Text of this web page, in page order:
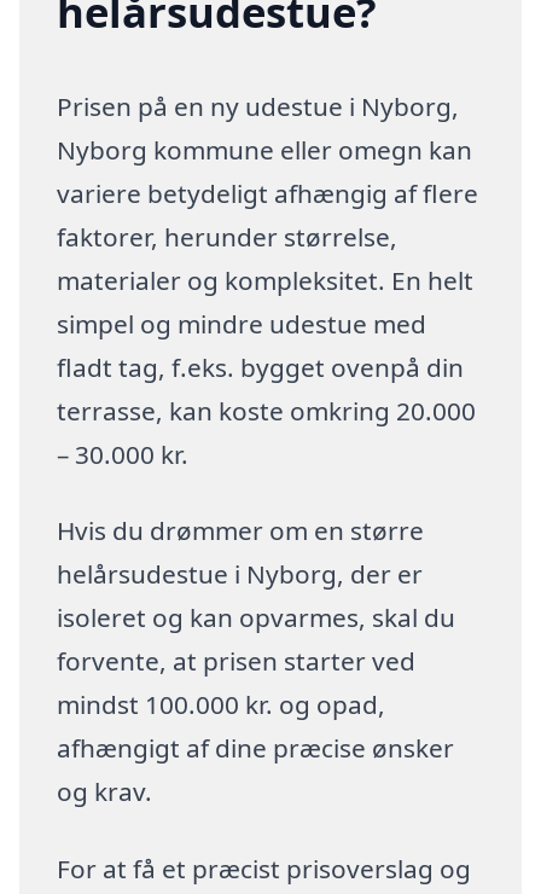
Prisen på en ny udestue i Nyborg,
Nyborg kommune eller omegn kan
variere betydeligt afhængig af flere
faktorer, herunder størrelse,
materialer og kompleksitet. En helt
simpel og mindre udestue med
fladt tag, f.eks. bygget ovenpå din
terrasse, kan koste omkring 20.000
– 30.000 kr.
Hvis du drømmer om en større
helårsudestue i Nyborg, der er
isoleret og kan opvarmes, skal du
forvente, at prisen starter ved
mindst 100.000 kr. og opad,
afhængigt af dine præcise ønsker
og krav.
For at få et præcist prisoverslag og